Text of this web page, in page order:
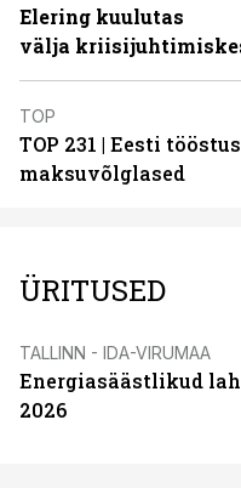
Elering kuulutas
välja
TOP
TOP 231 | Eesti
maksuvõlglased
ÜRITUSED
TALLINN - IDA-VIRUMAA
Energiasäästlikud
2026